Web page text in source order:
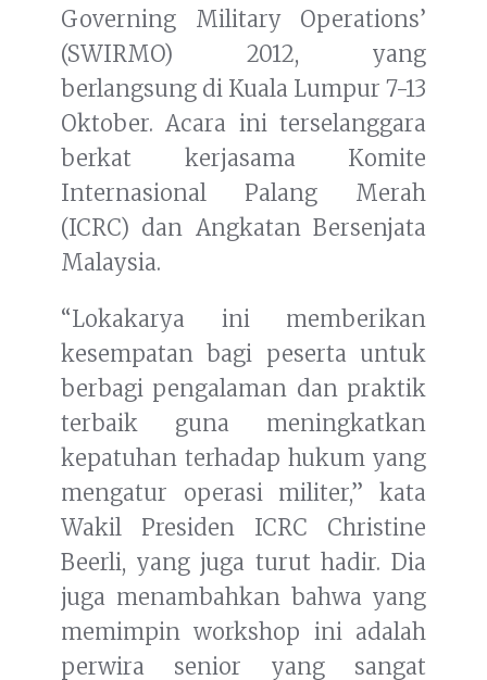
Governing Military Operations’
(SWIRMO) 2012, yang
berlangsung di Kuala Lumpur 7-13
Oktober. Acara ini terselanggara
berkat kerjasama Komite
Internasional Palang Merah
(ICRC) dan Angkatan Bersenjata
Malaysia.
“Lokakarya ini memberikan
kesempatan bagi peserta untuk
berbagi pengalaman dan praktik
terbaik guna meningkatkan
kepatuhan terhadap hukum yang
mengatur operasi militer,” kata
Wakil Presiden ICRC Christine
Beerli, yang juga turut hadir. Dia
juga menambahkan bahwa yang
memimpin workshop ini adalah
perwira senior yang sangat